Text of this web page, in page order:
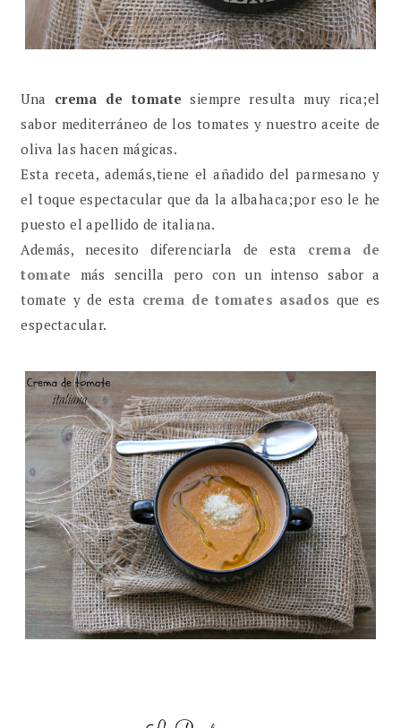
Una crema de tomate siempre resulta muy rica;el
sabor mediterráneo de los tomates y nuestro aceite de
oliva las hacen mágicas.
Esta receta, además,tiene el añadido del parmesano y
el toque espectacular que da la albahaca;por eso le he
puesto el apellido de italiana.
Además, necesito diferenciarla de esta crema de
tomate más sencilla pero con un intenso sabor a
tomate y de esta crema de tomates asados que es
espectacular.